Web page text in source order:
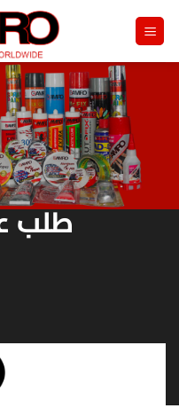
تخطي
للمحتوى
طلب